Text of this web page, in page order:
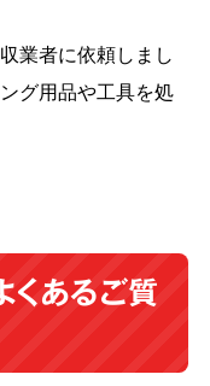
業者に依頼しまし
グ用品や工具を処
あるご質